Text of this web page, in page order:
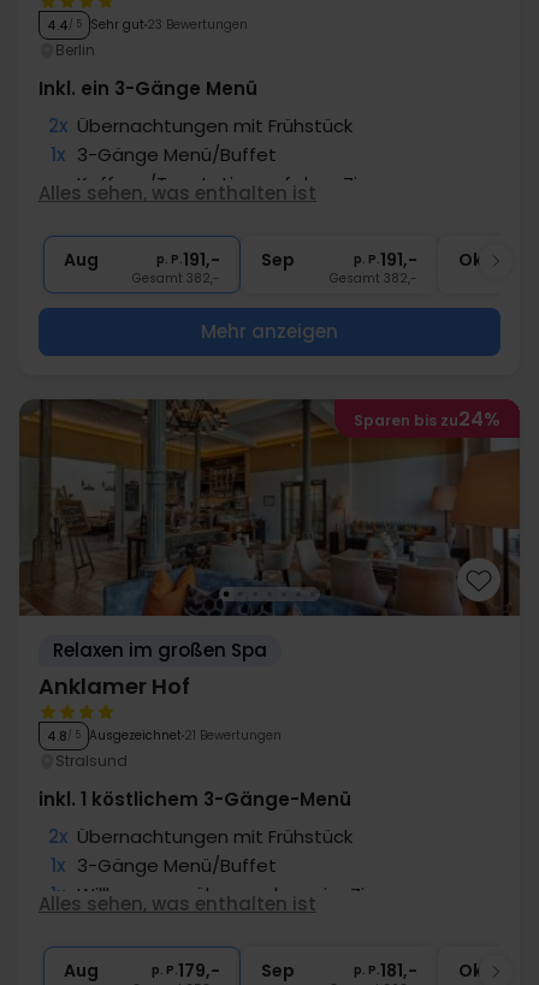
4.4/ 5 Sehr gut 23 Bewertungen
Berlin
Inkl. ein 3-Gänge Menü
2x Übernachtungen mit Frühstück
1x 3-Gänge Menü/Buffet
∞ Kaffee-/Teestation auf dem Zimmer
∞ Gratis Nutzung des Wellnessbereichs
Alles sehen, was enthalten ist
Aug p. P.191,-
Gesamt 382,-
Sep p. P.191,-
Gesamt 382,-
Okt
Mehr anzeigen
Sparen bis zu24%
Relaxen im großen Spa
Anklamer Hof
4.8/ 5 Ausgezeichnet 21 Bewertungen
Stralsund
inkl. 1 köstlichem 3-Gänge-Menü
2x Übernachtungen mit Frühstück
1x 3-Gänge Menü/Buffet
1x Willkommensüberraschung im Zimmer
1x 1 Begrüßungsgetränk
Alles sehen, was enthalten ist
Aug p. P.179,- Sep p. P.181,- Okt